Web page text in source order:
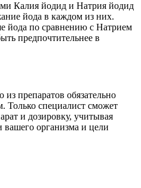
Калия йодид и Натрия йодид
йода в каждом из них.
йода по сравнению с Натрием
предпочтительнее в
препаратов обязательно
Только специалист сможет
и дозировку, учитывая
организма и цели